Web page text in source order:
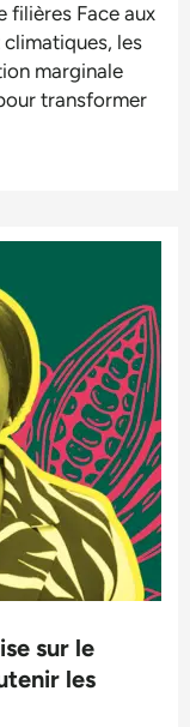
filières Face aux
les
marginale
transformer
sur le
les